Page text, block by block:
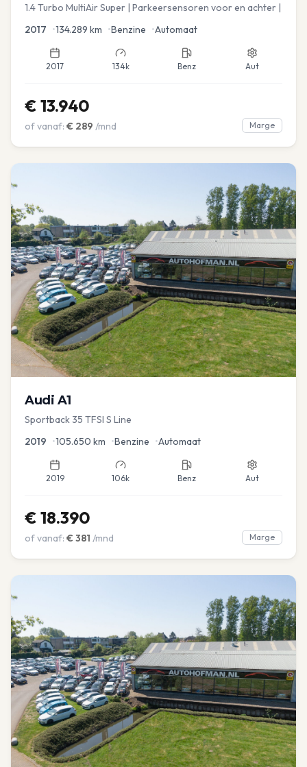
1.4 Turbo MultiAir Super | Parkeersensoren voor en achter |
2017 •134.289 km •Benzine •Automaat
2017 134k Benz Aut
€ 13.940
of vanaf: € 289 /mnd Marge
Audi A1
Sportback 35 TFSI S Line
2019 •105.650 km •Benzine •Automaat
2019 106k Benz Aut
€ 18.390
of vanaf: € 381 /mnd Marge